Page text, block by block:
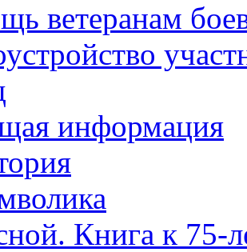
ветеранам
информация
Книга к 75-